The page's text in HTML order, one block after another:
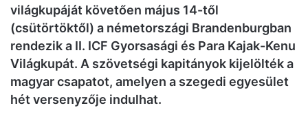
világkupáját követően május 14-től
(csütörtöktől) a németországi Brandenburgban
rendezik a II. ICF Gyorsasági és Para Kajak-Kenu
Világkupát. A szövetségi kapitányok kijelölték a
magyar csapatot, amelyen a szegedi egyesület
hét versenyzője indulhat.